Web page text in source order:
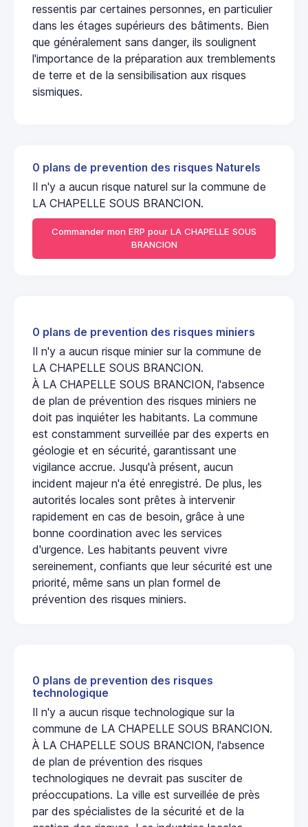
ressentis par certaines personnes, en particulier
dans les étages supérieurs des bâtiments. Bien
que généralement sans danger, ils soulignent
l'importance de la préparation aux tremblements
de terre et de la sensibilisation aux risques
sismiques.
0 plans de prevention des risques Naturels
Il n'y a aucun risque naturel sur la commune de
LA CHAPELLE SOUS BRANCION.
Commander mon ERP pour LA CHAPELLE SOUS
BRANCION
0 plans de prevention des risques miniers
Il n'y a aucun risque minier sur la commune de
LA CHAPELLE SOUS BRANCION.
À LA CHAPELLE SOUS BRANCION, l'absence
de plan de prévention des risques miniers ne
doit pas inquiéter les habitants. La commune
est constamment surveillée par des experts en
géologie et en sécurité, garantissant une
vigilance accrue. Jusqu'à présent, aucun
incident majeur n'a été enregistré. De plus, les
autorités locales sont prêtes à intervenir
rapidement en cas de besoin, grâce à une
bonne coordination avec les services
d'urgence. Les habitants peuvent vivre
sereinement, confiants que leur sécurité est une
priorité, même sans un plan formel de
prévention des risques miniers.
0 plans de prevention des risques
technologique
Il n'y a aucun risque technologique sur la
commune de LA CHAPELLE SOUS BRANCION.
À LA CHAPELLE SOUS BRANCION, l'absence
de plan de prévention des risques
technologiques ne devrait pas susciter de
préoccupations. La ville est surveillée de près
par des spécialistes de la sécurité et de la